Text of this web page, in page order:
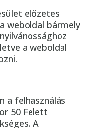
előzetes
weboldal bármely
a weboldal
a felhasználás
50 Felett
A